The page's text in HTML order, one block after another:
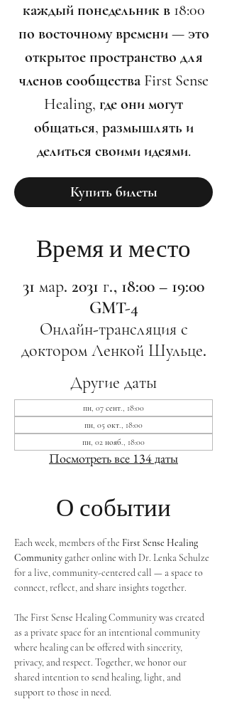
каждый понедельник в 18:00
по восточному времени — это
открытое пространство для
членов сообщества First Sense
Healing, где они могут
общаться, размышлять и
делиться своими идеями.
Купить билеты
Время и место
31 мар. 2031 г., 18:00 – 19:00
GMT-4
Онлайн-трансляция с
доктором Ленкой Шульце.
Другие даты
пн, 07 сент., 18:00
пн, 05 окт., 18:00
пн, 02 нояб., 18:00
Посмотреть все 134 даты
О событии
Each week, members of the First Sense Healing
Community gather online with Dr. Lenka Schulze
for a live, community-centered call — a space to
connect, reflect, and share insights together.
The First Sense Healing Community was created
as a private space for an intentional community
where healing can be offered with sincerity,
privacy, and respect. Together, we honor our
shared intention to send healing, light, and
support to those in need.